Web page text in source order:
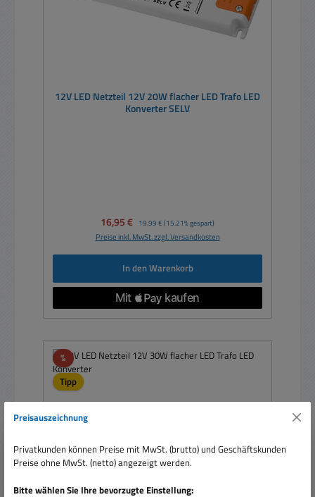
12V LED Netzteil 12V 20W flacher LED Trafo LED
Konverter SELV
Verkaufspreis:
16,95 € Regulärer Preis:
19,99 € (15.21% gespart)
Preise inkl. MwSt. zzgl. Versandkosten
In den Warenkorb
%Rabatt
Tipp
Preisauszeichnung
Privatkunden können Preise mit MwSt. (brutto) und Geschäftskunden
Preise ohne MwSt. (netto) angezeigt werden.
Bitte wählen Sie Ihre bevorzugte Einstellung: